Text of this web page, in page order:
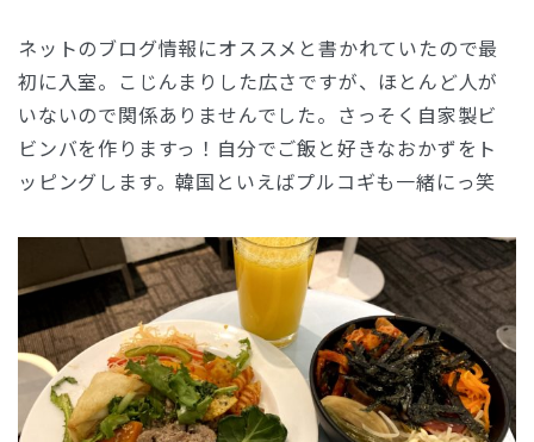
ネットのブログ情報にオススメと書かれていたので最
初に入室。こじんまりした広さですが、ほとんど人が
いないので関係ありませんでした。さっそく自家製ビ
ビンバを作りますっ！自分でご飯と好きなおかずをト
ッピングします。韓国といえばプルコギも一緒にっ笑